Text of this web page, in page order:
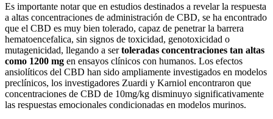
Es importante notar que en estudios destinados a revelar la respuesta
a altas concentraciones de administración de CBD, se ha encontrado
que el CBD es muy bien tolerado, capaz de penetrar la barrera
hematoencefalica, sin signos de toxicidad, genotoxicidad o
mutagenicidad, llegando a sertoleradas concentraciones tan altas
como 1200 mg en ensayos clínicos con humanos. Los efectos
ansiolíticos del CBD han sido ampliamente investigados en modelos
preclínicos, los investigadores Zuardi y Karniol encontraron que
concentraciones de CBD de 10mg/kg disminuyo significativamente
las respuestas emocionales condicionadas en modelos murinos.